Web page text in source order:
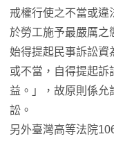
戒權行使之不當或違
於勞工施予最嚴厲之
始得提起民事訴訟資
或不當，自得提起訴
益。」，故原則係允
訟。
另外臺灣高等法院